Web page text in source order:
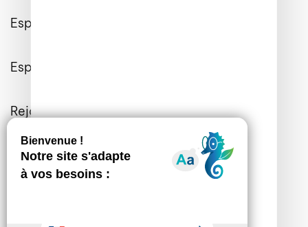
Espace Entreprises
Espace Presse
Rejoignez-nous
Contactez-nous